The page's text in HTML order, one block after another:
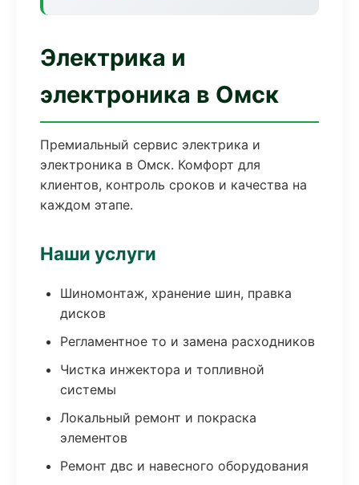
Электрика и
электроника в Омск
Премиальный сервис электрика и
электроника в Омск. Комфорт для
клиентов, контроль сроков и качества на
каждом этапе.
Наши услуги
Шиномонтаж, хранение шин, правка
дисков
Регламентное то и замена расходников
Чистка инжектора и топливной
системы
Локальный ремонт и покраска
элементов
Ремонт двс и навесного оборудования